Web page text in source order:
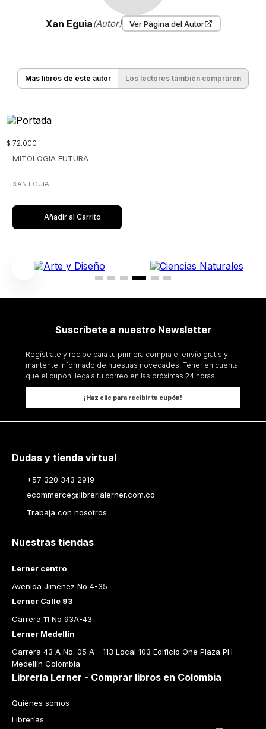
Xan Eguia(Autor) Ver Página del Autor
Más libros de este autor Los lectores también compraron
$ 72.000
MITOLOGIA FUTURA
XAN EGUIA
Añadir al Carrito
Suscríbete a nuestro Newsletter
Regístrate y recibe para tu primera compra el envío gratis y
mantente informado de nuestras novedades. Tener en cuenta
que el cupón llega a tu correo en las próximas 24 horas.
¡Haz clic para recibir tu cupón!
Dudas y tienda virtual
+57 320 343 2919
ecommerce@librerialerner.com.co
Trabaja con nosotros
Nuestras tiendas
Lerner centro
Avenida Jiménez No 4-35
Lerner Calle 93
Carrera 11 No 93A-43
Lerner Medellín
Carrera 43 A No. 05 A - 113 Local 103 Edificio One Plaza PH
Medellín Colombia
Librería Lerner - Comprar libros en Colombia
Quiénes somos
Librerías